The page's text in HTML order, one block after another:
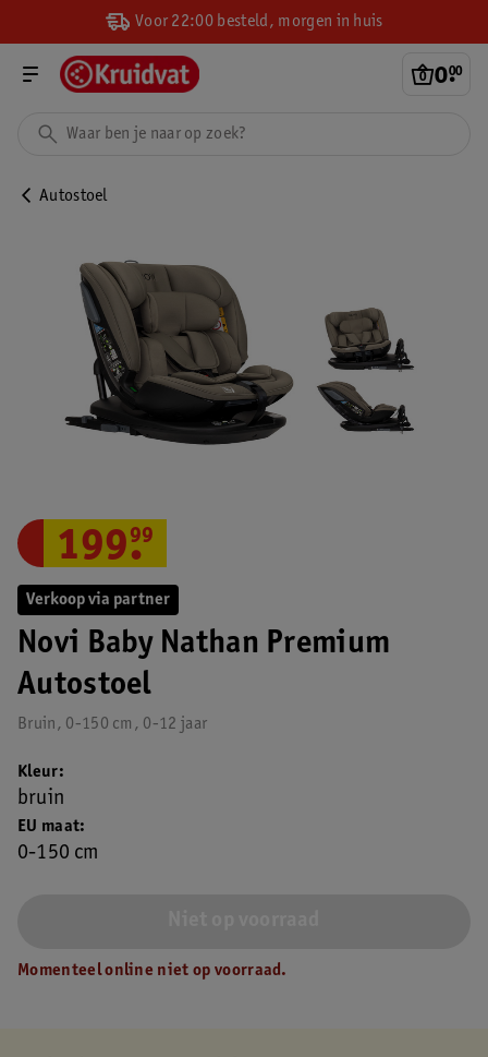
Voor 22:00 besteld, morgen in huis
0.
00
Autostoel
Verkoop via partner
Novi Baby Nathan Premium
Autostoel
Bruin, 0-150 cm, 0-12 jaar
199.
99
EU maat
0-150 cm
Kleur
bruin
Momenteel online niet op voorraad.